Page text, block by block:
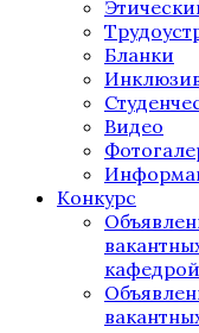
Бланки
Видео
Конкурс